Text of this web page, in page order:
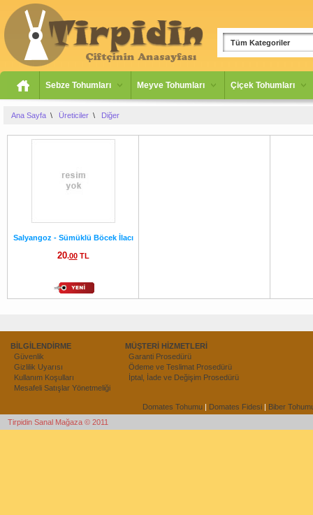
Tüm Kategoriler
Sebze Tohumları Meyve Tohumları Çiçek Tohumları
Ana Sayfa \ Üreticiler \ Diğer
Salyangoz - Sümüklü Böcek İlacı
20.00TL
BİLGİLENDİRME
Güvenlik
Gizlilik Uyarısı
Kullanım Koşulları
Mesafeli Satışlar Yönetmeliği
MÜŞTERİ HİZMETLERİ
Garanti Prosedürü
Ödeme ve Teslimat Prosedürü
İptal, İade ve Değişim Prosedürü
Domates Tohumu| Domates Fidesi| Biber
Tirpidin Sanal Mağaza © 2011